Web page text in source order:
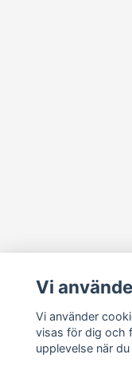
Vi
Vi använder
visas för dig och
upplevelse när